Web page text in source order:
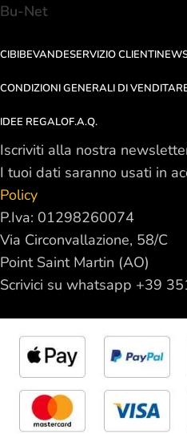
Bu-Net
CIBIBEVANDESERVIZIO CLIENTI
CONDIZIONI GENERALI DI VENDITA
IDEE REGALOF.A.Q.
Iscriviti alla nostra
I tuoi dati saranno usati in
Policy
P.Iva: 01298260074
Via Circonvallazione, 58/C
Point Saint Martin (AO)
Scrivici su whatsapp +39